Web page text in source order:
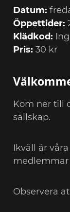
Datum:
Öppettider:
Klädkod:
Pris: 30 kr
Kom ner till
sällskap.
Ikväll är
medlemmar
Observera